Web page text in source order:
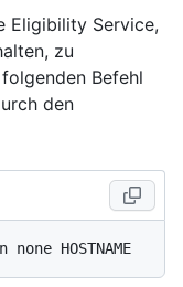
Eligibility Service,
zu
Befehl
den